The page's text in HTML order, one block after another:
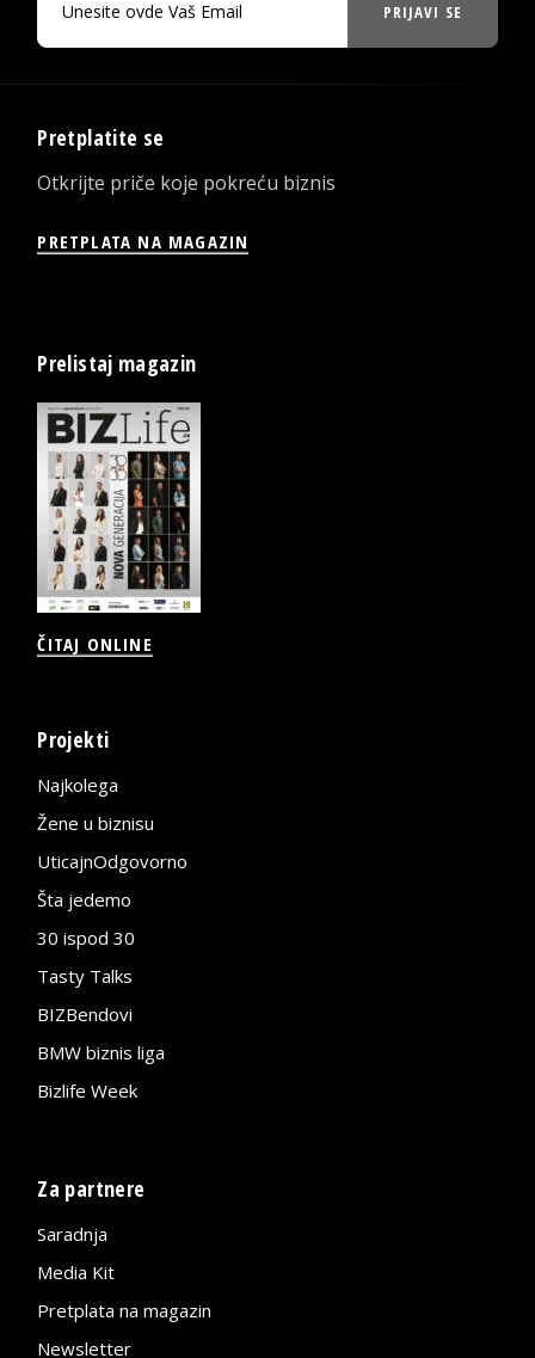
PRIJAVI SE
Pretplatite se
Otkrijte priče koje pokreću biznis
PRETPLATA NA MAGAZIN
Prelistaj magazin
ČITAJ ONLINE
Projekti
Najkolega
Žene u biznisu
UticajnOdgovorno
Šta jedemo
30 ispod 30
Tasty Talks
BIZBendovi
BMW biznis liga
Bizlife Week
Za partnere
Saradnja
Media Kit
Pretplata na magazin
Newsletter